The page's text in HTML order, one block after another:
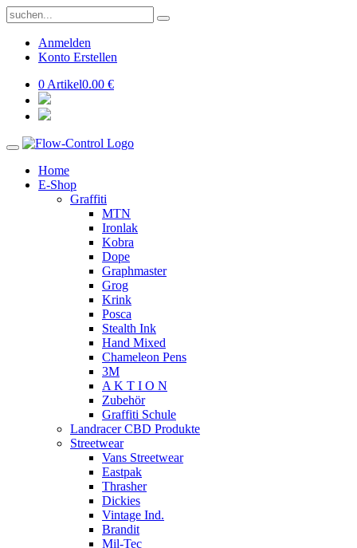
Anmelden
Konto Erstellen
0 Artikel0.00 €
Home
E-Shop
Graffiti
MTN
Ironlak
Kobra
Dope
Graphmaster
Grog
Krink
Posca
Stealth Ink
Hand Mixed
Chameleon Pens
3M
A K T I O N
Zubehör
Graffiti Schule
Landracer CBD Produkte
Streetwear
Vans Streetwear
Eastpak
Thrasher
Dickies
Vintage Ind.
Brandit
Mil-Tec